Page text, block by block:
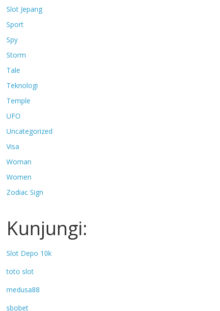
Slot Jepang
Sport
Spy
Storm
Tale
Teknologi
Temple
UFO
Uncategorized
Visa
Woman
Women
Zodiac Sign
Kunjungi:
Slot Depo 10k
toto slot
medusa88
sbobet